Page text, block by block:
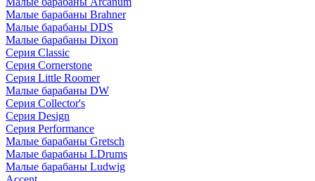
Малые барабаны Brahner
Малые барабаны DDS
Малые барабаны Dixon
Серия Classic
Серия Cornerstone
Серия Little Roomer
Малые барабаны DW
Серия Collector's
Серия Design
Серия Performance
Малые барабаны Gretsch
Малые барабаны LDrums
Малые барабаны Ludwig